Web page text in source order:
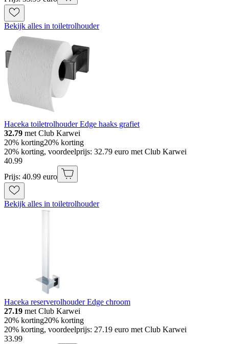
Bekijk alles in toiletrolhouder
Haceka toiletrolhouder Edge haaks grafiet
32.79 met Club Karwei
20% korting20% korting
20% korting, voordeelprijs: 32.79 euro met Club Karwei
40.99
Prijs: 40.99 euro
Bekijk alles in toiletrolhouder
Haceka reserverolhouder Edge chroom
27.19 met Club Karwei
20% korting20% korting
20% korting, voordeelprijs: 27.19 euro met Club Karwei
33.99